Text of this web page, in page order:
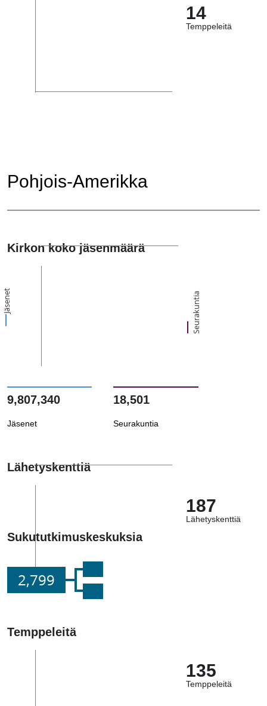
14
Temppeleitä
Pohjois-Amerikka
Kirkon koko jäsenmäärä
Jäsenet Seurakuntia
9,807,340
Jäsenet
18,501
Seurakuntia
Lähetyskenttiä
187
Lähetyskenttiä
Sukututkimuskeskuksia
2,799
Temppeleitä
135
Temppeleitä